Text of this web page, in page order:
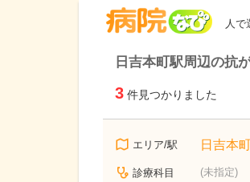
人で
日吉本町駅周辺の抗
3 件見つかりました
エリア/駅 日吉本
診療科目 (未指定)